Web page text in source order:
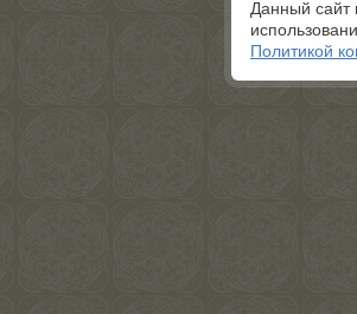
Данный сайт
Политикой